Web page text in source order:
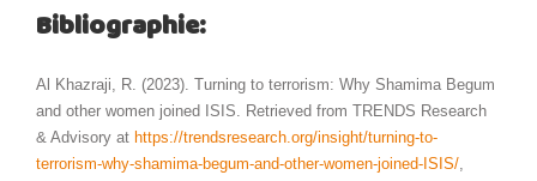
Bibliographie:
Al Khazraji, R. (2023). Turning to terrorism: Why Shamima Begum
and other women joined ISIS. Retrieved from TRENDS Research
& Advisory at https://trendsresearch.org/insight/turning-to-
terrorism-why-shamima-begum-and-other-women-joined-ISIS/